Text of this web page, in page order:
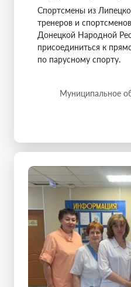
Спортсмены из
тренеров и
Донецкой Народной
присоединиться к
по парусному спорту.
Муниципальное